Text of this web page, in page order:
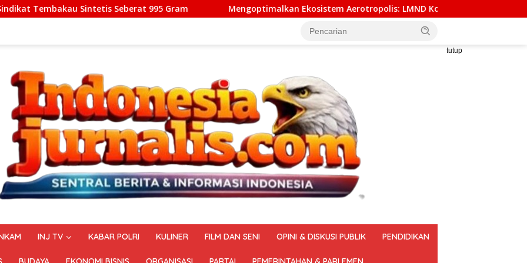
995 Gram Mengoptimalkan Ekosistem Aerotropolis: LMND Kota Tangerang Mendorong Pemindahan
tutup
INJ TV KABAR POLRI KULINER FILM DAN SENI OPINI & DISKUSI PUBLIK PENDIDIKAN